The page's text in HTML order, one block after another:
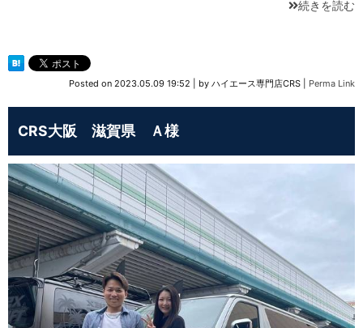
続きを読む
Posted on 2023.05.09 19:52 by ハイエース専門店CRS Perma Link
CRS大阪 滋賀県 Ａ様